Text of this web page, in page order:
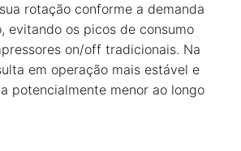
rotação conforme a demanda
evitando os picos de consumo
on/off tradicionais. Na
em operação mais estável e
potencialmente menor ao longo